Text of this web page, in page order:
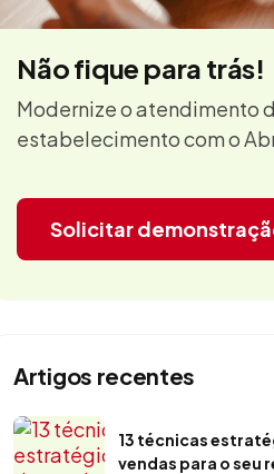
Não fique para trás!
Modernize o atendimento
estabelecimento com o
Solicitar
Artigos recentes
13 técnicas
vendas para o seu